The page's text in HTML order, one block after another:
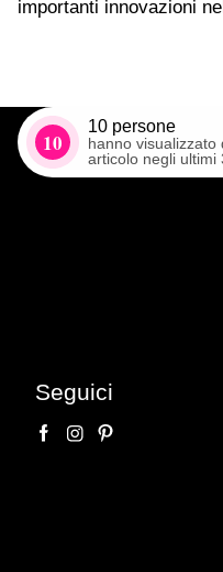
importanti innovazioni
10
10 persone
hanno visualizzato
articolo negli ultimi
Antiche
Accetto le
Seguici